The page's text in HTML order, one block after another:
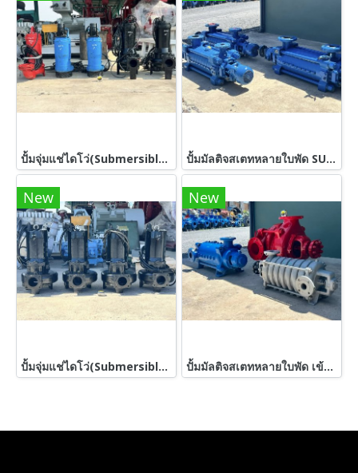
ปั้มจุ่มแช่ไดโว่(Submersible) TERAL & TSURUMI & EBARA ขนาด 7.5 HP 380V เข้ามา 5 ตัว ปั้มมัลติจสเตทหลายใบพัด SULZER WEISE GERMANY งานยุโรปสเตนเลสเกรดพรีเมี่ยม / 4”~ 2” / H : 639 m / Q : 40.3 m3/h ใช้กับมอเตอร์ขนาด 150 ~ 180 HP เข้ามา 3 ตัว
New
ปั้มจุ่มแช่ไดโว่(Submersible) ShinMaywa Japanขนาด 5 HP / 3”380V เข้ามา 4 ตัว
New
ปั้มมัลติจสเตทหลายใบพัด เข้ามา 3 ตัว